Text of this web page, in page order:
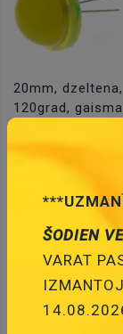
20mm,
120grad,
Pievienot
ŠODIEN
VARAT